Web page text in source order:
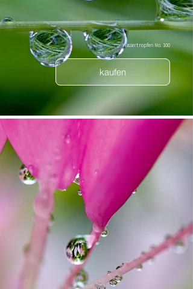
Wassertropfen No. 100
kaufen